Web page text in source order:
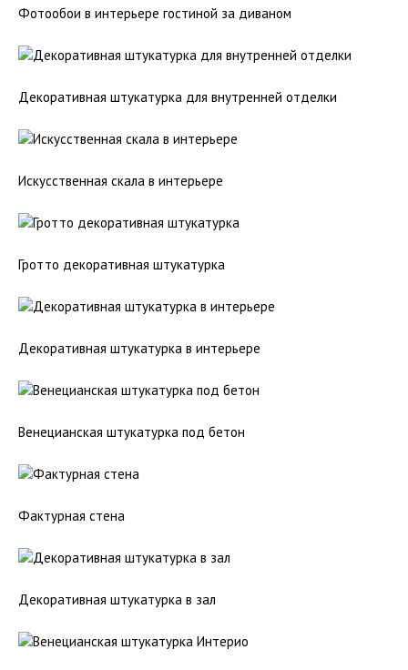
Фотообои в интерьере гостиной за диваном
Декоративная штукатурка для внутренней отделки
Искусственная скала в интерьере
Гротто декоративная штукатурка
Декоративная штукатурка в интерьере
Венецианская штукатурка под бетон
Фактурная стена
Декоративная штукатурка в зал